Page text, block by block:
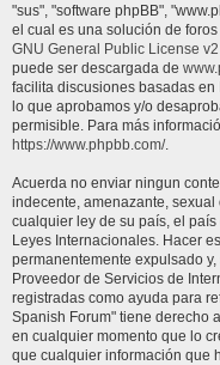
"sus", "software phpBB",
el cual es una solución de
GNU General Public License
puede ser descargada de
facilita discusiones basadas en
lo que aprobamos y/o
permisible. Para más
https://www.phpbb.com/.
Acuerda no enviar ningun
indecente, amenazante,
cualquier ley de su país, el
Leyes Internacionales. Hacer
permanentemente expulsado
Proveedor de Servicios de
registradas como ayuda para
Spanish Forum" tiene derecho
en cualquier momento que lo
que cualquier información que